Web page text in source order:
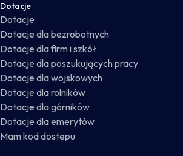
Dotacje
Dotacje
Dotacje dla bezrobotnych
Dotacje dla firm i szkół
Dotacje dla poszukujących pracy
Dotacje dla wojskowych
Dotacje dla rolników
Dotacje dla górników
Dotacje dla emerytów
Mam kod dostępu